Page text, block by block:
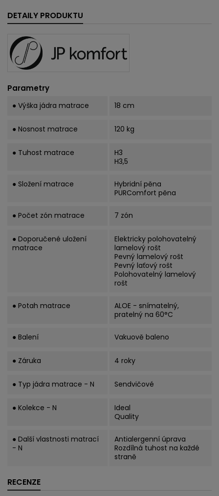
DETAILY PRODUKTU
Parametry
● Výška jádra matrace 18 cm
● Nosnost matrace 120 kg
● Tuhost matrace
H3
H3,5
● Složení matrace
Hybridní pěna
PURComfort pěna
● Počet zón matrace 7 zón
● Doporučené uložení
matrace
Elektricky polohovatelný
lamelový rošt
Pevný lamelový rošt
Pevný laťový rošt
Polohovatelný lamelový
rošt
● Potah matrace
ALOE - snímatelný,
pratelný na 60°C
● Balení Vakuově baleno
● Záruka 4 roky
● Typ jádra matrace - N Sendvičové
● Kolekce - N
Ideal
Quality
● Další vlastnosti matrací
- N
Antialergenní úprava
Rozdílná tuhost na každé
straně
RECENZE